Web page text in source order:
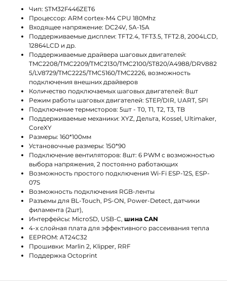
Чип: STM32F446ZET6
Процессор: ARM cortex-M4 CPU 180Mhz
Входящее напряжение: DC24V, 5A-15A
Поддерживаемые дисплеи: TFT2.4, TFT3.5, TFT2.8, 2004LCD,
12864LCD и др.
Поддерживаемые драйвера шаговых двигателей:
TMC2208/TMC2209/TMC2130/TMC2100/ST820/A4988/DRV882
5/LV8729/TMC2225/TMC5160/TMC2226, возможность
подключения внешних драйверов
Количество подключаемых шаговых двигателей: 8шт
Режим работы шаговых двигателей: STEP/DIR, UART, SPI
Подключение термисторов: 5шт - T0, T1, T2, T3, TB
Поддерживаемые механики: XYZ, Дельта, Kossel, Ultimaker,
CoreXY
Размеры: 160*100мм
Установочные размеры: 150*90
Подключение вентиляторов: 8шт: 6 PWM с возможностью
выбора напряжения, 2 постоянно работающих
Возможность простого подключения Wi-Fi ESP-12S, ESP-
07S
Возможность подключения RGB-ленты
Разъемы для BL-Touch, PS-ON, Power-Detect, датчики
филамента (2шт),
Интерфейсы: MicroSD, USB-C, шина CAN
4-х слойная плата для эффективного рассеивания тепла
EEPROM: AT24C32
Прошивки: Marlin 2, Klipper, RRF
Поддержка Octoprint